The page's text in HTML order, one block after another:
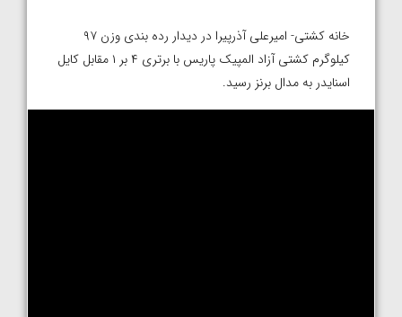
خانه کشتی- امیرعلی آذرپیرا در دیدار رده بندی وزن ۹۷
کیلوگرم کشتی آزاد المپیک پاریس با برتری ۴ بر ۱ مقابل کایل
اسنایدر به مدال برنز رسید.